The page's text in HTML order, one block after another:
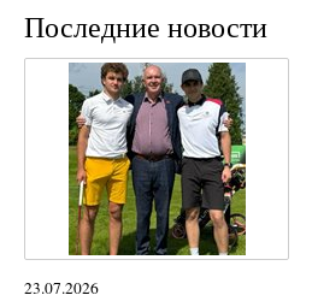
Последние новости
23.07.2026